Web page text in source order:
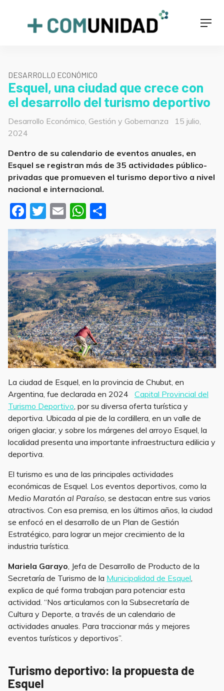
+COMUNIDAD
DESARROLLO ECONÓMICO
Esquel, una ciudad que crece con
el desarrollo del turismo deportivo
Categorías
Desarrollo Económico, Gestión y Gobernanza
Posted
15 julio,
2024
Dentro de su calendario de eventos anuales, en
Esquel se registran más de 35 actividades público-
privadas que promueven el turismo deportivo a nivel
nacional e internacional.
F
a
c
e
b
o
o
k
T
w
it
te
r
E
m
ai
l
W
h
at
s
A
p
p
h
ar
e
La ciudad de Esquel, en la provincia de Chubut, en
Argentina, fue declarada en 2024 Capital Provincial del
Turismo Deportivo , por su diversa oferta turística y
deportiva. Ubicada al pie de la cordillera, en un valle de
origen glaciar, y sobre los márgenes del arroyo Esquel, la
localidad presenta una importante infraestructura edilicia y
deportiva.
El turismo es una de las principales actividades
económicas de Esquel. Los eventos deportivos, como la
Medio Maratón al Paraíso , se destacan entre sus varios
atractivos. Con esa premisa, en los últimos años, la ciudad
se enfocó en el desarrollo de un Plan de Gestión
Estratégico, para lograr un mejor crecimiento de la
industria turística.
Mariela Garayo , Jefa de Desarrollo de Producto de la
Secretaría de Turismo de la Municipalidad de Esquel
explica de qué forma trabajan para potenciar esta
actividad. “Nos articulamos con la Subsecretaría de
Cultura y Deporte, a través de un calendario de
actividades anuales. Para traccionar más y mejores
eventos turísticos y deportivos”.
Turismo deportivo: la propuesta de
Esquel